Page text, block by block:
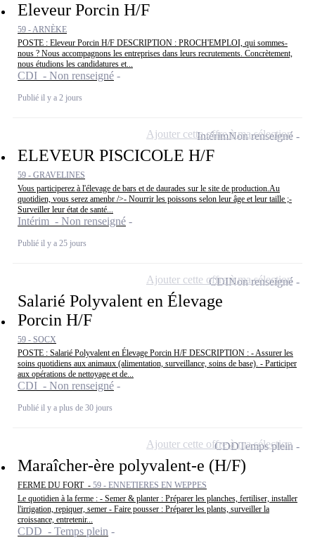
Eleveur Porcin H/F
59 - ARNÈKE
POSTE : Eleveur Porcin H/F DESCRIPTION : PROCH'EMPLOI, qui sommes-
nous ? Nous accompagnons les entreprises dans leurs recrutements. Concrètement,
nous étudions les candidatures et...
CDI - Non renseigné
Publié il y a 2 jours
ELEVEUR PISCICOLE H/F
59 - GRAVELINES
Vous participerez à l'élevage de bars et de daurades sur le site de production.Au
quotidien, vous serez amenbr />- Nourrir les poissons selon leur âge et leur taille ;-
Surveiller leur état de santé...
Intérim - Non renseigné
Publié il y a 25 jours
IntérimNon renseigné
Ajouter cette offre à ma sélection
Salarié Polyvalent en Élevage
Porcin H/F
59 - SOCX
POSTE : Salarié Polyvalent en Élevage Porcin H/F DESCRIPTION : - Assurer les
soins quotidiens aux animaux (alimentation, surveillance, soins de base). - Participer
aux opérations de nettoyage et de...
CDI - Non renseigné
Publié il y a plus de 30 jours
CDINon renseigné
Ajouter cette offre à ma sélection
Maraîcher-ère polyvalent-e (H/F)
FERME DU FORT - 59 - ENNETIERES EN WEPPES
Le quotidien à la ferme : - Semer & planter : Préparer les planches, fertiliser, installer
l'irrigation, repiquer, semer - Faire pousser : Préparer les plants, surveiller la
croissance, entretenir...
CDD - Temps plein
CDDTemps plein
Ajouter cette offre à ma sélection